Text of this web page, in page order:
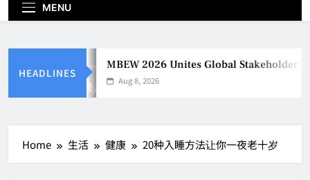
MENU
HEADLINES
MBEW 2026 Unites Global Stakeholders
Aug 8, 2026
Home 生活 健康 20种入睡方法让你一夜老十岁